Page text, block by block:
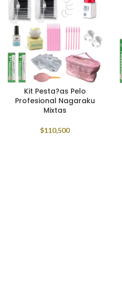
Kit Pesta?as Pelo
Profesional Nagaraku
Mixtas
$110,500